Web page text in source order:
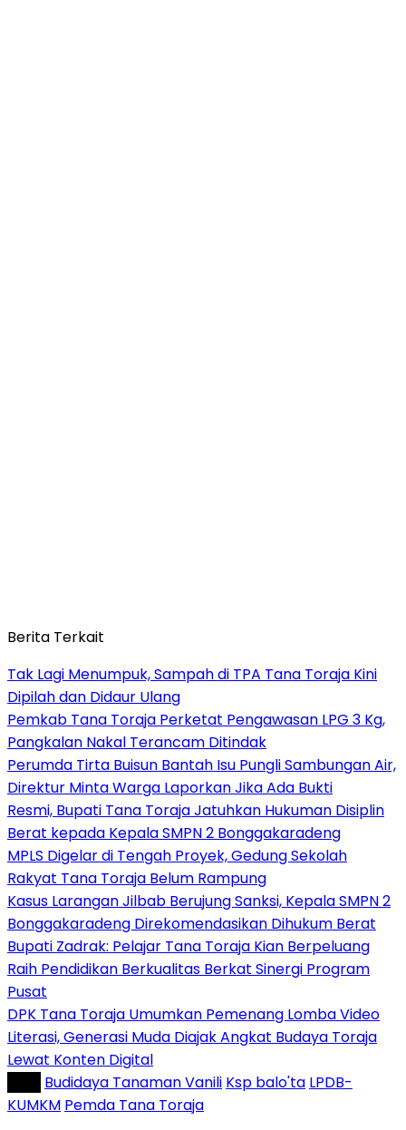
Berita Terkait
Tak Lagi Menumpuk, Sampah di TPA Tana Toraja Kini
Dipilah dan Didaur Ulang
Pemkab Tana Toraja Perketat Pengawasan LPG 3 Kg,
Pangkalan Nakal Terancam Ditindak
Perumda Tirta Buisun Bantah Isu Pungli Sambungan Air,
Direktur Minta Warga Laporkan Jika Ada Bukti
Resmi, Bupati Tana Toraja Jatuhkan Hukuman Disiplin
Berat kepada Kepala SMPN 2 Bonggakaradeng
MPLS Digelar di Tengah Proyek, Gedung Sekolah
Rakyat Tana Toraja Belum Rampung
Kasus Larangan Jilbab Berujung Sanksi, Kepala SMPN 2
Bonggakaradeng Direkomendasikan Dihukum Berat
Bupati Zadrak: Pelajar Tana Toraja Kian Berpeluang
Raih Pendidikan Berkualitas Berkat Sinergi Program
Pusat
DPK Tana Toraja Umumkan Pemenang Lomba Video
Literasi, Generasi Muda Diajak Angkat Budaya Toraja
Lewat Konten Digital
Budidaya Tanaman Vanili Ksp balo'ta LPDB-
KUMKM Pemda Tana Toraja